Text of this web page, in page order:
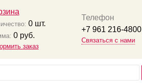
0шт.
0руб.
заказ
Телефон
+7 961 216-4800
Связаться с нами